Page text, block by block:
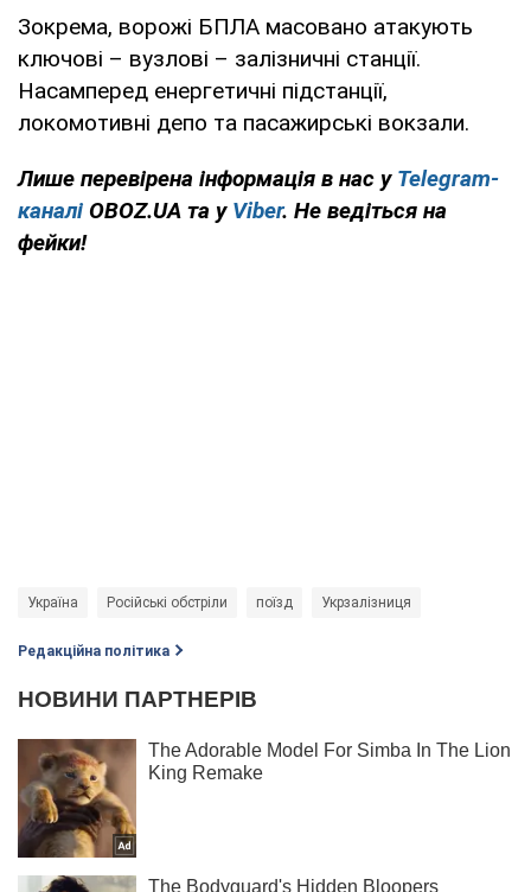
Зокрема, ворожі БПЛА масовано атакують
ключові – вузлові – залізничні станції.
Насамперед енергетичні підстанції,
локомотивні депо та пасажирські вокзали.
Лише перевірена інформація в нас у Telegram-
каналі OBOZ.UA та у Viber. Не ведіться на
фейки!
Україна Російські обстріли поїзд Укрзалізниця
Редакційна політика